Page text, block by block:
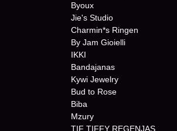
Byoux
Jie's Studio
Charmin*s Ringen
By Jam Gioielli
IKKI
Bandajanas
Kywi Jewelry
Bud to Rose
Biba
Mzury
TIF TIFFY REGENJAS